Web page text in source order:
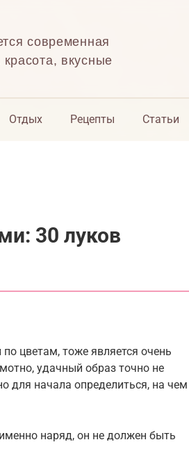
современная
вкусные
Отдых Рецепты Статьи
30 луков
цветам, тоже является очень
удачный образ точно не
для начала определиться, на чем
наряд, он не должен быть